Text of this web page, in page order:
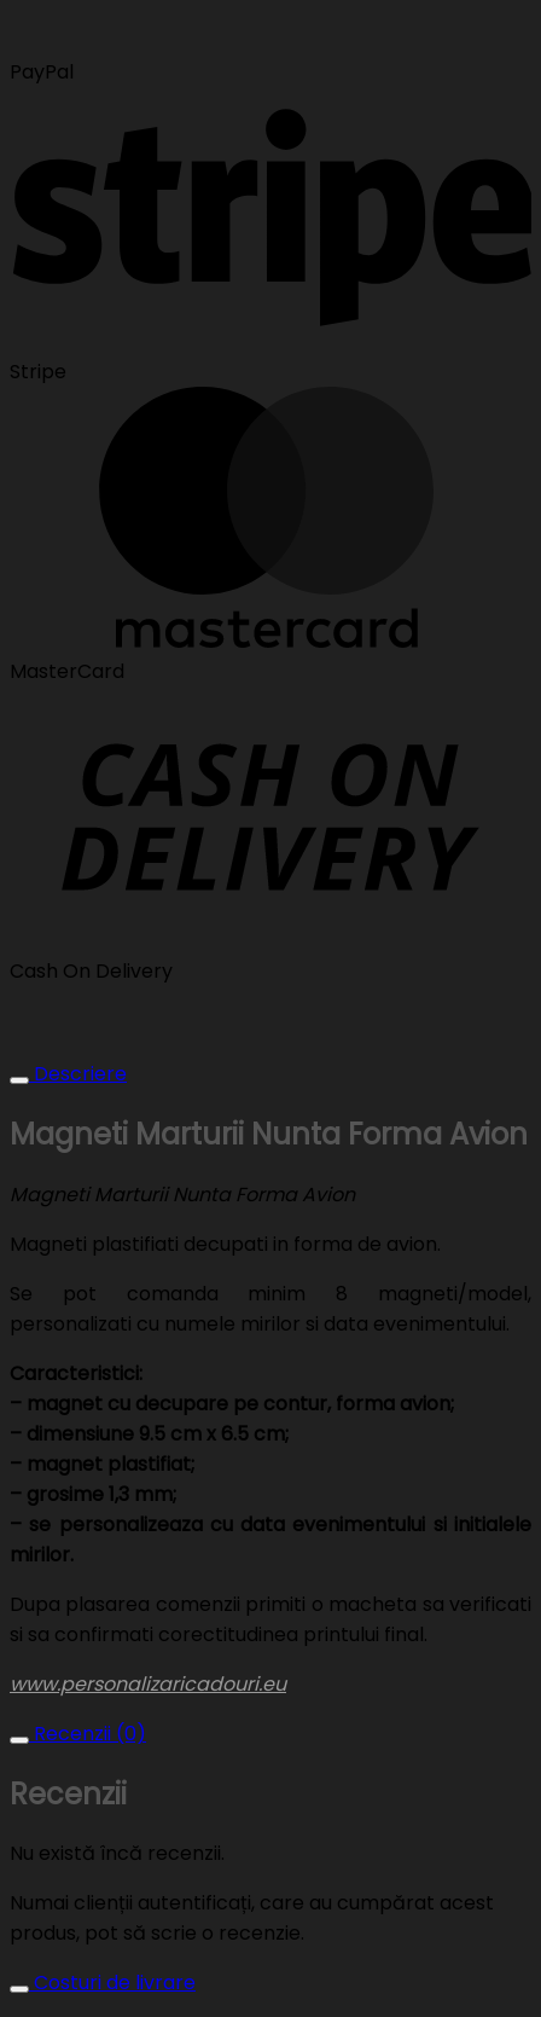
PayPal
Stripe
MasterCard
Cash On Delivery
Descriere
Magneti Marturii Nunta Forma Avion
Magneti Marturii Nunta Forma Avion
Magneti plastifiati decupati in forma de avion.
Se pot comanda minim 8 magneti/model,
personalizati cu numele mirilor si data evenimentului.
Caracteristici:
– magnet cu decupare pe contur, forma avion;
– dimensiune 9.5 cm x 6.5 cm;
– magnet plastifiat;
– grosime 1,3 mm;
– se personalizeaza cu data evenimentului si initialele
mirilor.
Dupa plasarea comenzii primiti o macheta sa verificati
si sa confirmati corectitudinea printului final.
www.personalizaricadouri.eu
Recenzii (0)
Recenzii
Nu există încă recenzii.
Numai clienții autentificați, care au cumpărat acest
produs, pot să scrie o recenzie.
Costuri de livrare